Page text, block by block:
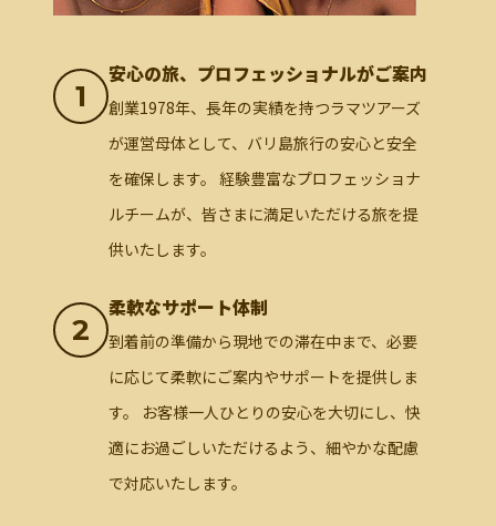
1
安心の旅、プロフェッショナルがご案内
創業1978年、長年の実績を持つラマツアーズ
が運営母体として、バリ島旅行の安心と安全
を確保します。 経験豊富なプロフェッショナ
ルチームが、皆さまに満足いただける旅を提
供いたします。
2
柔軟なサポート体制
到着前の準備から現地での滞在中まで、必要
に応じて柔軟にご案内やサポートを提供しま
す。 お客様一人ひとりの安心を大切にし、快
適にお過ごしいただけるよう、細やかな配慮
で対応いたします。